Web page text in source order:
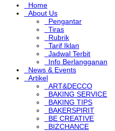
Home
About Us
Pengantar
Tiras
Rubrik
Tarif Iklan
Jadwal Terbit
Info Berlangganan
News & Events
Artikel
ART&DECCO
BAKING SERVICE
BAKING TIPS
BAKERSPIRIT
BE CREATIVE
BIZCHANCE